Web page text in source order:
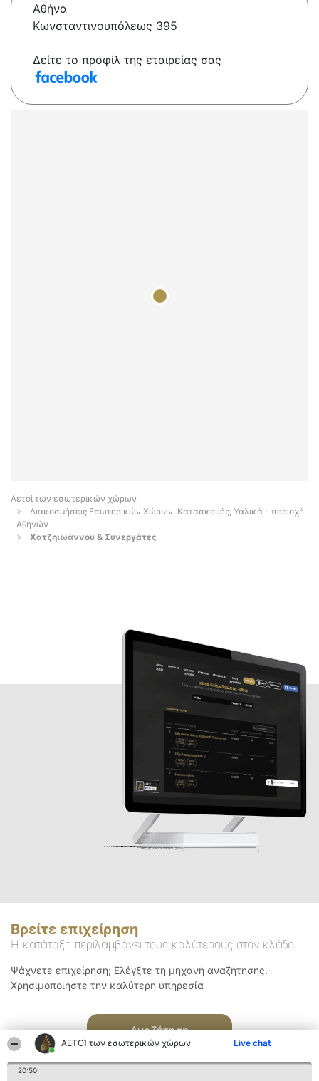
ΑΕΤΟΊ των εσωτερικών χώρων Live chat
20:50
Αθήνα
Κωνσταντινουπόλεως 395
Δείτε το προφίλ της εταιρείας σας
Αετοί των εσωτερικών χώρων
Διακοσμήσεις Εσωτερικών Χώρων, Κατασκευές, Υαλικά - περιοχή
Αθηνών
Χατζηιωάννου & Συνεργάτες
Βρείτε επιχείρηση
Η κατάταξη περιλαμβάνει τους καλύτερους στον κλάδο
Ψάχνετε επιχείρηση; Ελέγξτε τη μηχανή αναζήτησης.
Χρησιμοποιήστε την καλύτερη υπηρεσία
Αναζήτηση